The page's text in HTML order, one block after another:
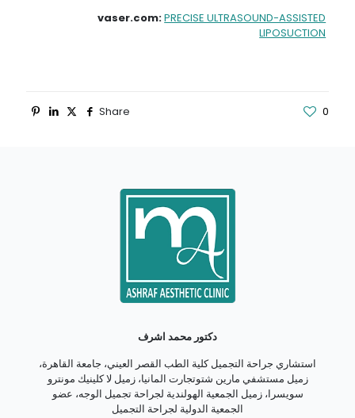
vaser.com:PRECISE ULTRASOUND-ASSISTED
LIPOSUCTION
Share 0
دكتور محمد اشرف
استشاري جراحة التجميل كلية الطب القصر العيني، جامعة القاهرة،
زميل مستشفي مارين شتوتجارت المانيا، زميل لا كلينيك مونترو
سويسرا، زميل الجمعية الهولندية لجراحة تجميل الوجه، عضو
الجمعية الدولية لجراحة التجميل